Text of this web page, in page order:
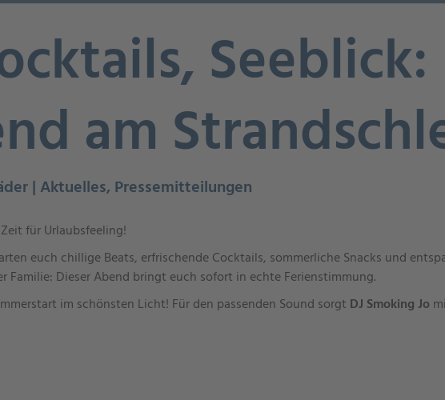
Seeblick:
am
| Aktuelles, Pressemitteilungen
für Urlaubsfeeling!
euch chillige Beats, erfrischende Cocktails, sommerliche Snacks und
Familie: Dieser Abend bringt euch sofort in echte Ferienstimmung.
im schönsten Licht! Für den passenden Sound sorgt DJ Smoking Jo